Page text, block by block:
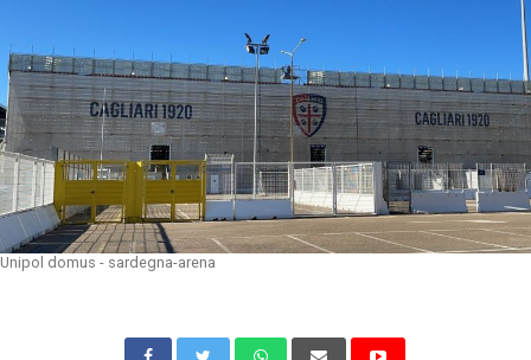
Unipol domus - sardegna-arena